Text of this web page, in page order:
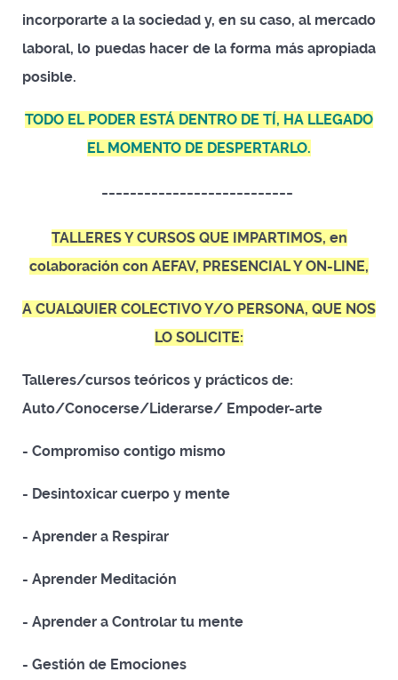
incorporarte a la sociedad y, en su caso, al mercado
laboral, lo puedas hacer de la forma más apropiada
posible.
TODO EL PODER ESTÁ DENTRO DE TÍ, HA LLEGADO
EL MOMENTO DE DESPERTARLO.
---------------------------
TALLERES Y CURSOS QUE IMPARTIMOS, en
colaboración con AEFAV, PRESENCIAL Y ON-LINE,
A CUALQUIER COLECTIVOY/O PERSONA, QUE NOS
LO SOLICITE:
Talleres/cursos teóricos y prácticos de:
Auto/Conocerse/Liderarse/ Empoder-arte
- Compromiso contigo mismo
- Desintoxicar cuerpo y mente
- Aprender a Respirar
- Aprender Meditación
- Aprender a Controlar tu mente
- Gestión de Emociones